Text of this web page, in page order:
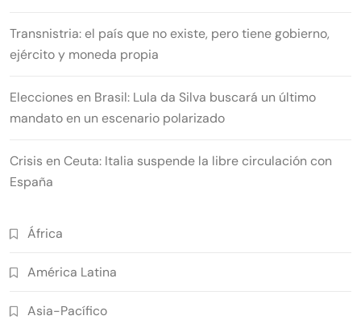
Transnistria: el país que no existe, pero tiene gobierno,
ejército y moneda propia
Elecciones en Brasil: Lula da Silva buscará un último
mandato en un escenario polarizado
Crisis en Ceuta: Italia suspende la libre circulación con
España
África
América Latina
Asia-Pacífico